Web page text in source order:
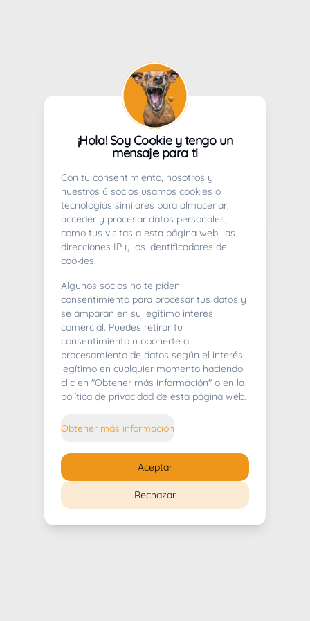
404
Whoops! Lo sentimos mucho.
¡Hola! Soy Cookie y tengo un
mensaje para ti
Con tu consentimiento, nosotros y
nuestros 6 socios usamos cookies o
tecnologías similares para almacenar,
acceder y procesar datos personales,
como tus visitas a esta página web, las
direcciones IP y los identificadores de
cookies.
Algunos socios no te piden
consentimiento para procesar tus datos y
se amparan en su legítimo interés
comercial. Puedes retirar tu
consentimiento u oponerte al
procesamiento de datos según el interés
legítimo en cualquier momento haciendo
clic en "Obtener más información" o en la
política de privacidad de esta página web.
Obtener más información
Rechazar
Aceptar